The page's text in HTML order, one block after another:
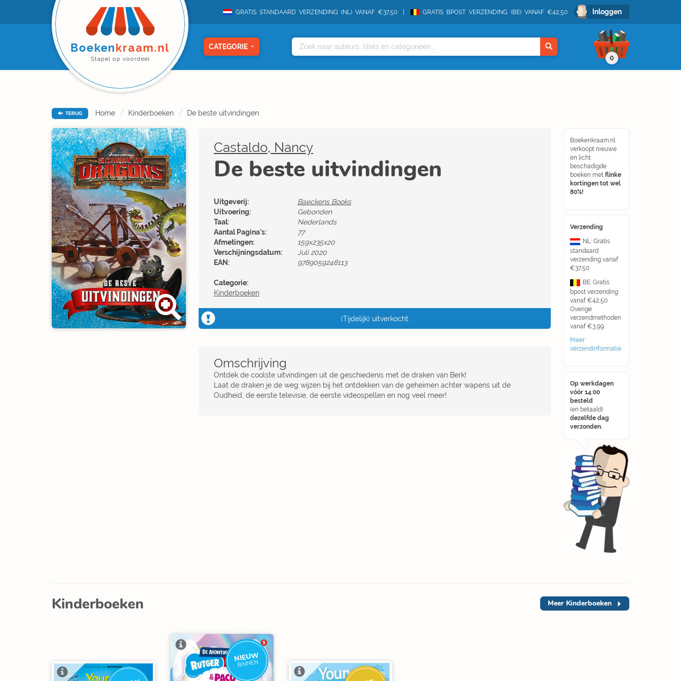
GRATIS STANDAARD VERZENDING (NL) VANAF €37,50 GRATIS BPOST VERZENDING (BE) VANAF €42,50 Inloggen
Boekenkraam.nl
Stapel op voordeel
CATEGORIE
0
TERUG Home Kinderboeken De beste uitvindingen
Boekenkraam.nl
verkoopt nieuwe
en licht
beschadigde
boeken met flinke
kortingen tot wel
80%!
Verzending
NL: Gratis
standaard
verzending vanaf
€37,50
BE: Gratis
bpost verzending
vanaf €42,50
Overige
verzendmethoden
vanaf €3,99.
Meer
verzendinformatie
Op werkdagen
vóór 14:00
besteld
(en betaald)
dezelfde dag
verzonden.
Castaldo, Nancy
De beste uitvindingen
Uitgeverij:
Baeckens Books
Uitvoering:
Gebonden
Taal:
Nederlands
Aantal Pagina's:
77
Afmetingen:
159x235x20
Verschijningsdatum:
Juli 2020
EAN:
9789059248113
Categorie:
Kinderboeken
(Tijdelijk) uitverkocht
Omschrijving
Ontdek de coolste uitvindingen uit de geschiedenis met de draken van Berk!
Laat de draken je de weg wijzen bij het ontdekken van de geheimen achter wapens uit de
Oudheid, de eerste televisie, de eerste videospellen en nog veel meer!
Kinderboeken Meer Kinderboeken
NIEUW
BINNEN